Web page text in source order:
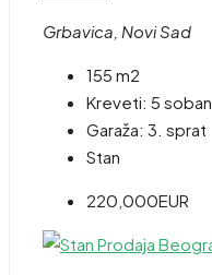
Grbavica, Novi Sad
155 m2
Kreveti: 5 soban
Garaža: 3. sprat
Stan
220,000EUR